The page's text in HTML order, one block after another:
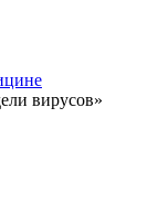
вирусов»